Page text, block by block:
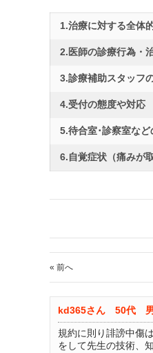
1.治療に対する全体
2.医師の診療行為・
3.診療補助スタッフ
4.受付の態度や対応
5.待合室･診察室など
6.自覚症状（痛みが
« 前へ
kd365さん 50代
規約に則り誹謗中傷
をして先生の技術、